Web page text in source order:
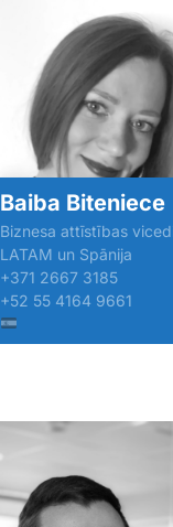
Baiba Biteniece
Biznesa attīstības
LATAM un Spānija
+371 2667 3185
+52 55 4164 9661